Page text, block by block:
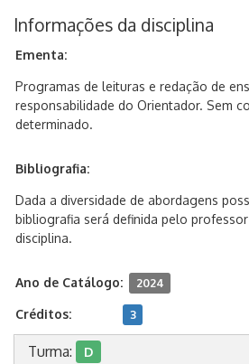
Informações da disciplina
Ementa:
Programas de leituras e redação de
responsabilidade do Orientador. Sem
determinado.
Bibliografia:
Dada a diversidade de abordagens
bibliografia será definida pelo
disciplina.
Ano de Catálogo: 2024
Créditos: 3
Turma: D